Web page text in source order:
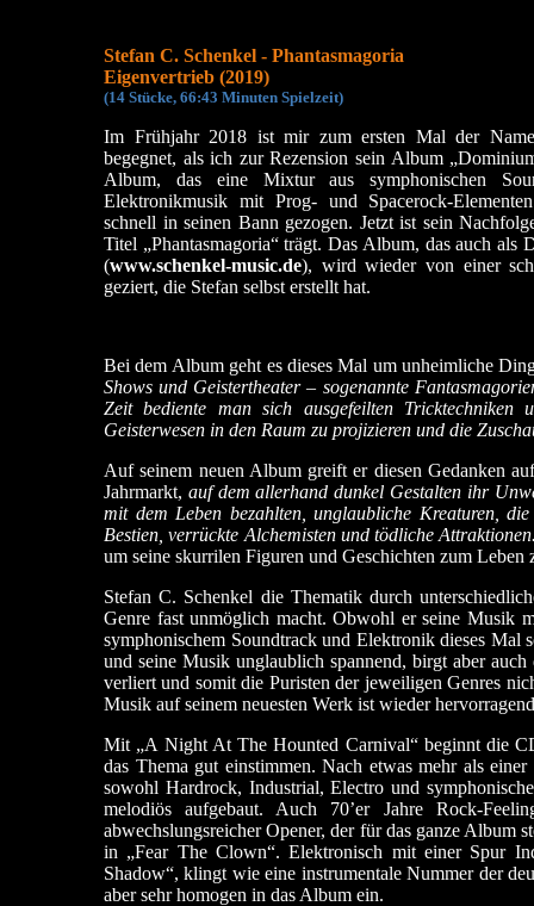
Stefan C. Schenkel - Phantasmagoria
Eigenvertrieb (2019)
(14 Stücke, 66:43 Minuten Spielzeit)
Im Frühjahr 2018 ist mir zum ersten Mal der
begegnet, als ich zur Rezension sein Album
Album, das eine Mixtur aus symphonischen
Elektronikmusik mit Prog- und Spacerock-
schnell in seinen Bann gezogen. Jetzt ist sein
Titel „Phantasmagoria“ trägt. Das Album, das auch als
(www.schenkel-music.de), wird wieder von einer
geziert, die Stefan selbst erstellt hat.
Bei dem Album geht es dieses Mal um unheimliche
Shows und Geistertheater – sogenannte
Zeit bediente man sich ausgefeilten
Geisterwesen in den Raum zu projizieren und die
Auf seinem neuen Album greift er diesen Gedanken
Jahrmarkt, auf dem allerhand dunkel Gestalten ihr
mit dem Leben bezahlten, unglaubliche Kreaturen,
Bestien, verrückte Alchemisten und tödliche
um seine skurrilen Figuren und Geschichten zum Leben
Stefan C. Schenkel die Thematik durch
Genre fast unmöglich macht. Obwohl er seine Musik
symphonischem Soundtrack und Elektronik dieses
und seine Musik unglaublich spannend, birgt aber
verliert und somit die Puristen der jeweiligen Genres
Musik auf seinem neuesten Werk ist wieder
Mit „A Night At The Hounted Carnival“ beginnt die
das Thema gut einstimmen. Nach etwas mehr als
sowohl Hardrock, Industrial, Electro und
melodiös aufgebaut. Auch 70’er Jahre Rock-
abwechslungsreicher Opener, der für das ganze Album
in „Fear The Clown“. Elektronisch mit einer Spur
Shadow“, klingt wie eine instrumentale Nummer der
aber sehr homogen in das Album ein.